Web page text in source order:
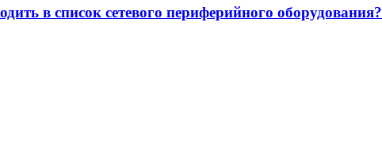
в список сетевого периферийного оборудования?